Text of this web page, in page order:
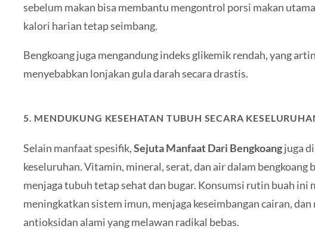
sebelum makan bisa membantu mengontrol porsi makan
kalori harian tetap seimbang.
Bengkoang juga mengandung indeks glikemik rendah, yang
menyebabkan lonjakan gula darah secara drastis.
5. MENDUKUNG KESEHATAN TUBUH SECARA
Selain manfaat spesifik,Sejuta Manfaat Dari Bengkoangjuga
keseluruhan. Vitamin, mineral, serat, dan air dalam bengkoang
menjaga tubuh tetap sehat dan bugar. Konsumsi rutin buah ini
meningkatkan sistem imun, menjaga keseimbangan cairan,
antioksidan alami yang melawan radikal bebas.